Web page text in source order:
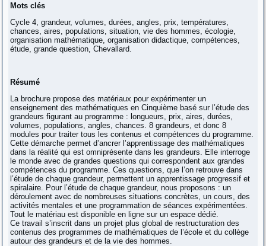
Mots clés
Cycle 4, grandeur, volumes, durées, angles, prix, températures,
chances, aires, populations, situation, vie des hommes, écologie,
organisation mathématique, organisation didactique, compétences,
étude, grande question, Chevallard.
Résumé
La brochure propose des matériaux pour expérimenter un
enseignement des mathématiques en Cinquième basé sur l’étude des
grandeurs figurant au programme : longueurs, prix, aires, durées,
volumes, populations, angles, chances. 8 grandeurs, et donc 8
modules pour traiter tous les contenus et compétences du programme.
Cette démarche permet d’ancrer l’apprentissage des mathématiques
dans la réalité qui est omniprésente dans les grandeurs. Elle interroge
le monde avec de grandes questions qui correspondent aux grandes
compétences du programme. Ces questions, que l’on retrouve dans
l’étude de chaque grandeur, permettent un apprentissage progressif et
spiralaire. Pour l’étude de chaque grandeur, nous proposons : un
déroulement avec de nombreuses situations concrètes, un cours, des
activités mentales et une programmation de séances expérimentées.
Tout le matériau est disponible en ligne sur un espace dédié.
Ce travail s’inscrit dans un projet plus global de restructuration des
contenus des programmes de mathématiques de l’école et du collège
autour des grandeurs et de la vie des hommes.